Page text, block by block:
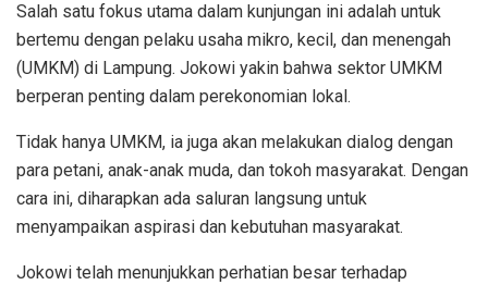
Salah satu fokus utama dalam kunjungan ini adalah untuk
bertemu dengan pelaku usaha mikro, kecil, dan menengah
(UMKM) di Lampung. Jokowi yakin bahwa sektor UMKM
berperan penting dalam perekonomian lokal.
Tidak hanya UMKM, ia juga akan melakukan dialog dengan
para petani, anak-anak muda, dan tokoh masyarakat. Dengan
cara ini, diharapkan ada saluran langsung untuk
menyampaikan aspirasi dan kebutuhan masyarakat.
Jokowi telah menunjukkan perhatian besar terhadap